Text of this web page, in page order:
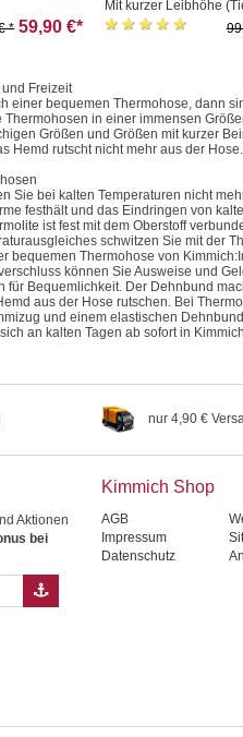
*59,90 €*
Mit kurzer Leibhöhe
Farbe anthrazit
Freizeit
einer bequemen Thermohose, dann
in einer immensen
Größen und Größen mit kurzer
Hemd rutscht nicht mehr aus der
Sie bei kalten Temperaturen nicht
festhält und das Eindringen von
ist fest mit dem Oberstoff
schwitzen Sie mit der
bequemen Thermohose von
können Sie Ausweise und
für Bequemlichkeit. Der Dehnbund
aus der Hose rutschen. Bei
und einem elastischen
an kalten Tagen ab sofort in
nur 4,90 €
Aktionen
bei
Kimmich Shop
AGB
Impressum
Datenschutz